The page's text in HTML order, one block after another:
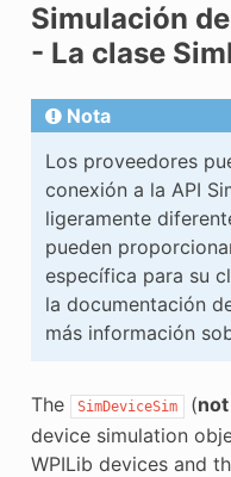
Simulación
- La clase
Nota
Los proveedores
conexión a la API
ligeramente
pueden
específica para su
la documentación
más información
The SimDeviceSim (not
device simulation
WPILib devices and